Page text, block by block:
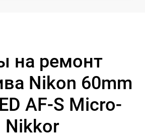
на ремонт
Nikon 60mm
AF-S Micro-
Nikkor